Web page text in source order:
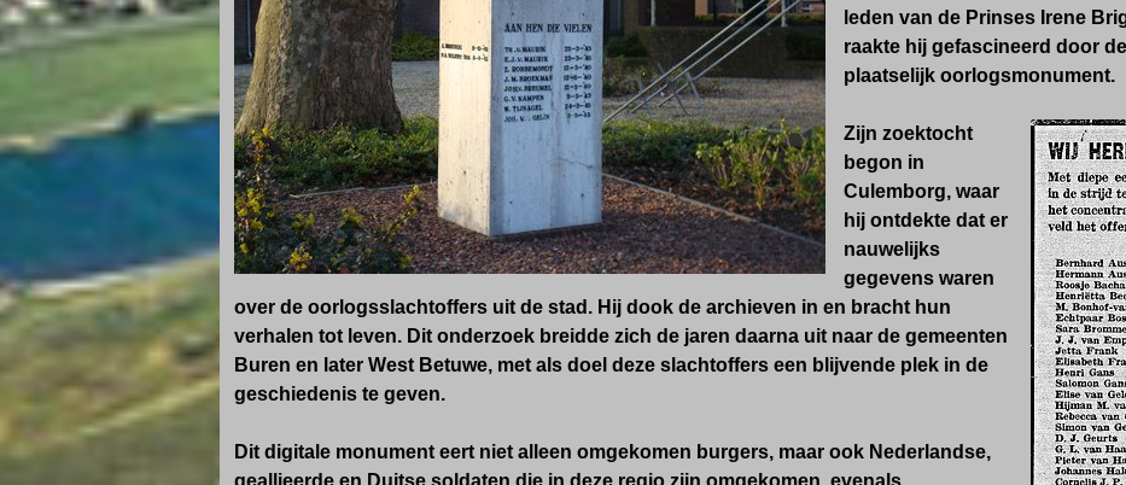
leden van de Prinses Irene
raakte hij gefascineerd door
plaatselijk oorlogsmonument.
Zijn zoektocht
begon in
Culemborg, waar
hij ontdekte dat er
nauwelijks
gegevens waren
over de oorlogsslachtoffers uit de stad. Hij dook de archieven in en bracht hun
verhalen tot leven. Dit onderzoek breidde zich de jaren daarna uit naar de gemeenten
Buren en later West Betuwe, met als doel deze slachtoffers een blijvende plek in de
geschiedenis te geven.
Dit digitale monument eert niet alleen omgekomen burgers, maar ook Nederlandse,
geallieerde en Duitse soldaten die in deze regio zijn omgekomen, evenals